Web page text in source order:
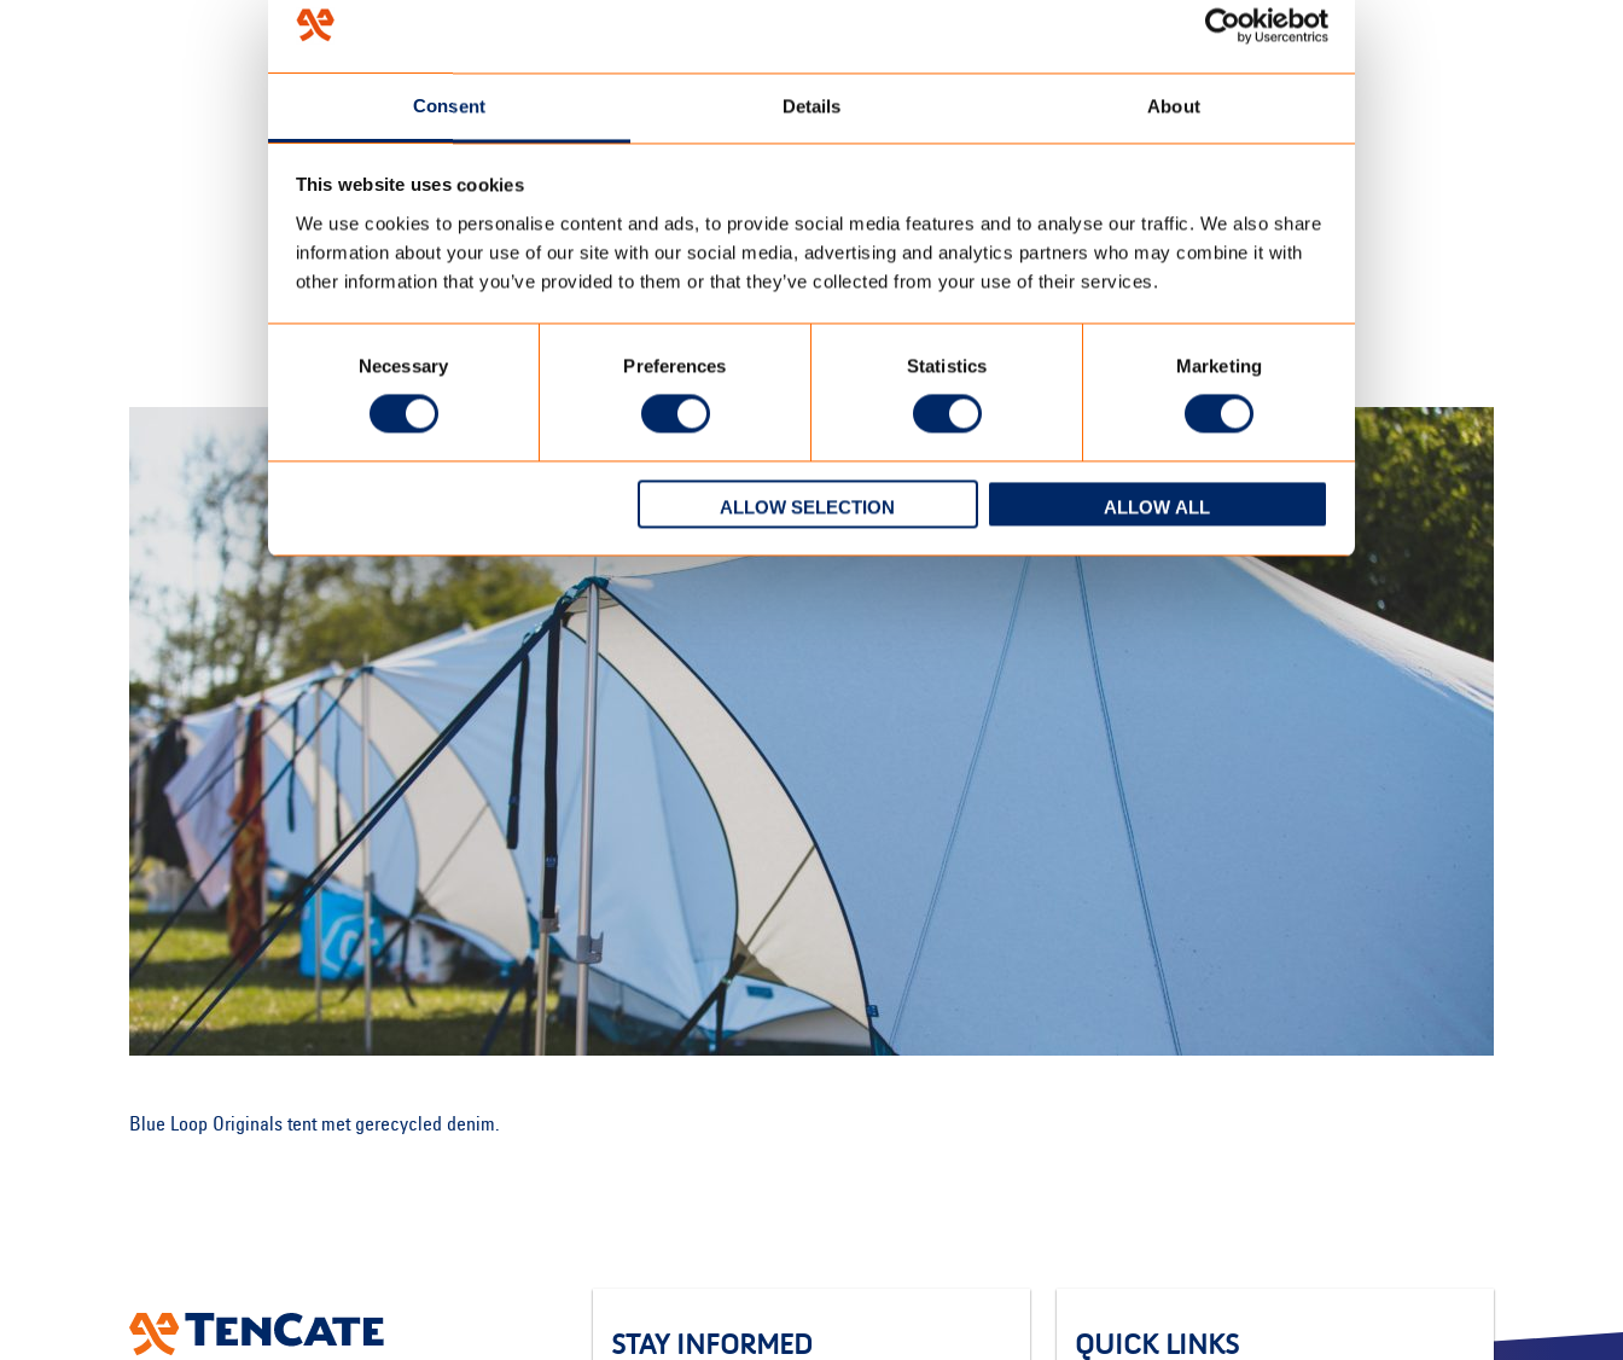
Consent Details About
This website uses cookies
We use cookies to personalise content and ads, to provide social media features and to analyse our traffic. We also share
information about your use of our site with our social media, advertising and analytics partners who may combine it with
other information that you’ve provided to them or that they’ve collected from your use of their services.
Necessary Preferences Statistics Marketing
ALLOW SELECTION ALLOW ALL
op één van de mooiste plekken in Nederland: de Waddeneilanden. Texel, Terschelling en zelfs Rottumeroog waren
tweepersoonstenten. Duurzaam overnachten in tenten, waarin acht versleten spijkerbroeken zijn verwerkt en een
grondzeil dat voor 100% bestaat uit gerecycled materiaal. Een ecologisch overnachtingsconcept dat comfort en rust
Duurzaamheid, beleving en vrije tijd
“BlueCamp streeft naar maximaal comfort met een minimale, ecologische voetafdruk.”, aldus Ron van de Wiel van
Blue LOOP Originals. Dit zorgt voor een mooie combinatie van duurzaamheid, beleving en vrije tijd. Blue LOOP
Originals wil op deze manier bijdragen aan meer bewustwording rondom (textiel)afval.
De eerste volgende BlueCAMP opstelling vindt plaats van 31 augustus t/m 3 september op het festival ‘Into The Great
Meer weten over BlueCAMP? Kijk opwww.bluelooporiginals.eu
Blue Loop Originals tent met gerecycled denim.
STAY INFORMED QUICK LINKS